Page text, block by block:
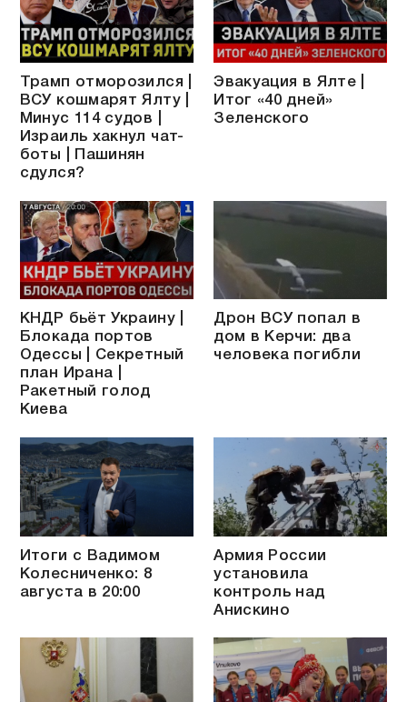
Трамп отморозился |
ВСУ кошмарят Ялту |
Минус 114 судов |
Израиль хакнул чат-
боты | Пашинян
сдулся?
Эвакуация в Ялте |
Итог «40 дней»
Зеленского
КНДР бьёт Украину |
Блокада портов
Одессы | Секретный
план Ирана |
Ракетный голод
Киева
Дрон ВСУ попал в
дом в Керчи: два
человека погибли
Итоги с Вадимом
Колесниченко: 8
августа в 20:00
Армия России
установила
контроль над
Анискино